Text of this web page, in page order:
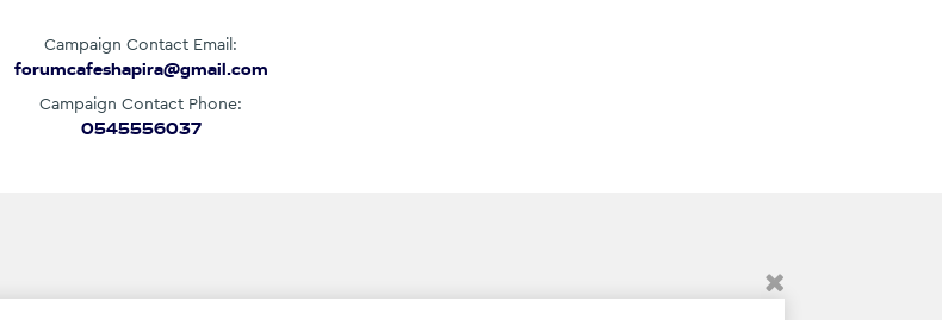
Campaign Contact Email:
forumcafeshapira@gmail.com
Campaign Contact Phone:
0545556037